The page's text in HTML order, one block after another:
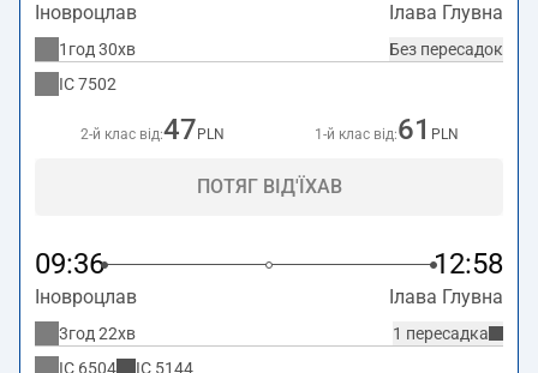
Іновроцлав Ілава Глувна
Без пересадок
1год 30хв
IC7502
2-й клас від:47 PLN 1-й клас від:61 PLN
ПОТЯГ ВІД'ЇХАВ
09:36 12:58
Іновроцлав Ілава Глувна
1 пересадка
3год 22хв
IC 6504 IC 5144